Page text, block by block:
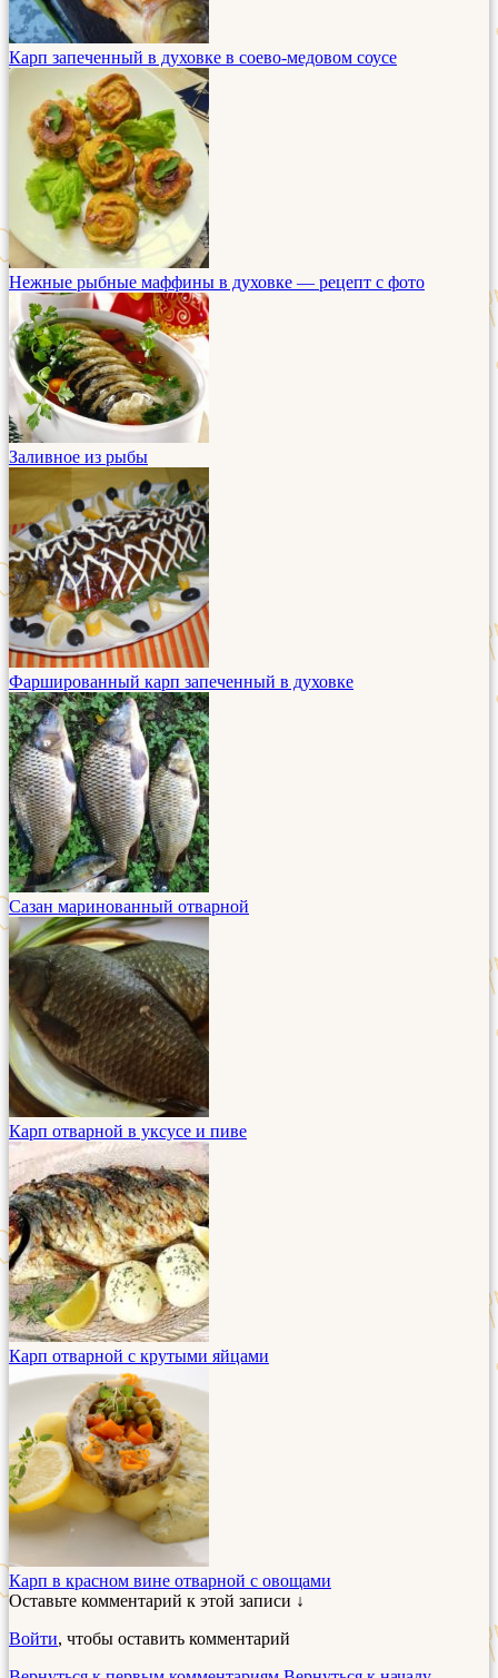
Карп запеченный в духовке в соево-медовом соусе
Нежные рыбные маффины в духовке — рецепт с фото
Заливное из рыбы
Фаршированный карп запеченный в духовке
Сазан маринованный отварной
Карп отварной в уксусе и пиве
Карп отварной с крутыми яйцами
Карп в красном вине отварной с овощами
Оставьте комментарий к этой записи ↓
Войти, чтобы оставить комментарий